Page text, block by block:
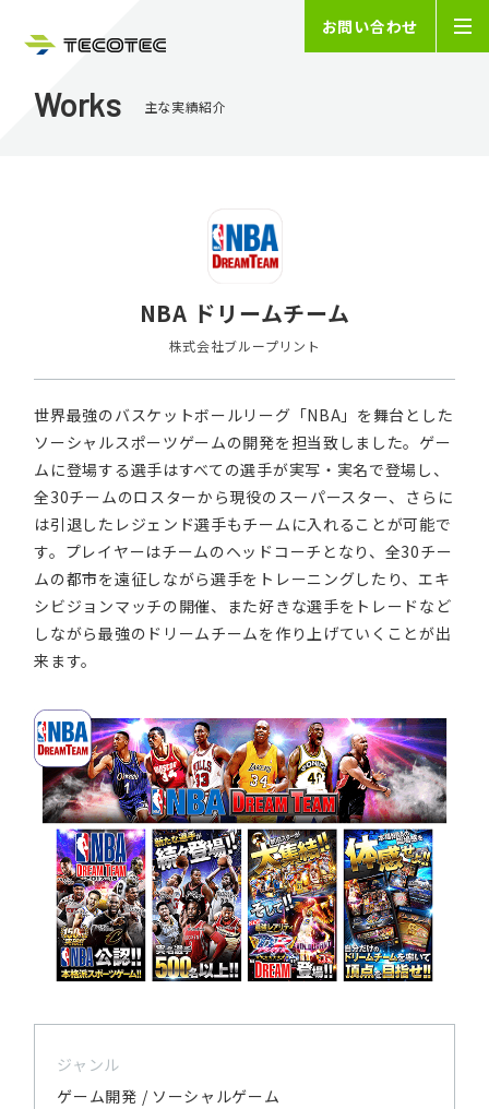
お問い合わせ
Works 主な実績紹介
NBA ドリームチーム
株式会社ブループリント
世界最強のバスケットボールリーグ「NBA」を舞台とした
ソーシャルスポーツゲームの開発を担当致しました。ゲー
ムに登場する選手はすべての選手が実写・実名で登場し、
全30チームのロスターから現役のスーパースター、さらに
は引退したレジェンド選手もチームに入れることが可能で
す。プレイヤーはチームのヘッドコーチとなり、全30チー
ムの都市を遠征しながら選手をトレーニングしたり、エキ
シビジョンマッチの開催、また好きな選手をトレードなど
しながら最強のドリームチームを作り上げていくことが出
来ます。
ジャンル
ゲーム開発 / ソーシャルゲーム